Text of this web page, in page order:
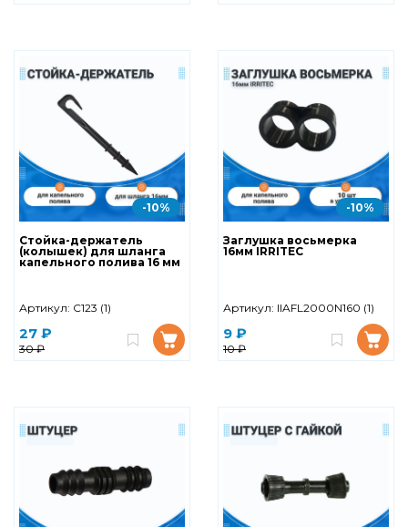
-10%
Стойка-держатель
(колышек) для шланга
капельного полива 16 мм
Артикул: C123 (1)
27 ₽
30 ₽
-10%
Заглушка восьмерка
16мм IRRITEC
Артикул: IIAFL2000N160 (1)
9 ₽
10 ₽